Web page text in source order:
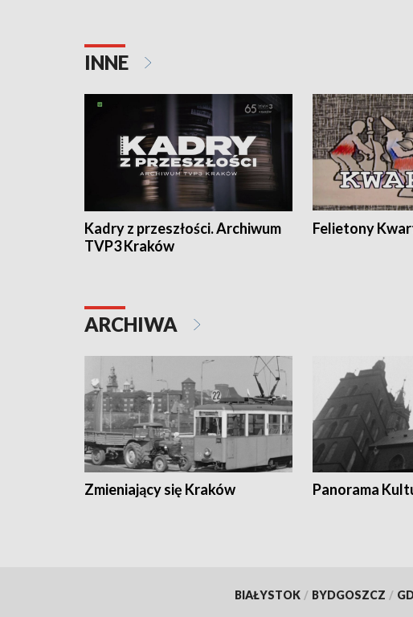
INNE
Kadry z przeszłości. Archiwum
TVP3 Kraków
Felietony
ARCHIWA
Zmieniający się Kraków Panorama
BIAŁYSTOK / BYDGOSZCZ /